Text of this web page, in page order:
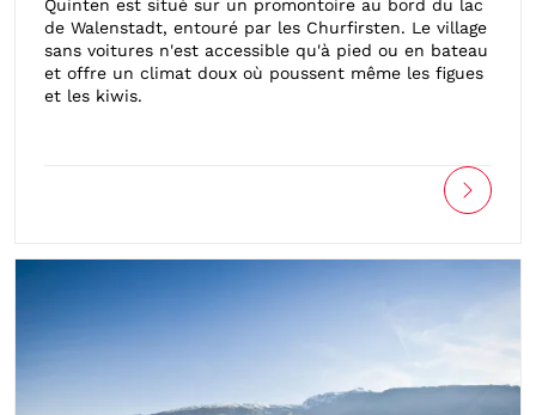
Quinten est situé sur un promontoire au bord du lac
de Walenstadt, entouré par les Churfirsten. Le village
sans voitures n'est accessible qu'à pied ou en bateau
et offre un climat doux où poussent même les figues
et les kiwis.